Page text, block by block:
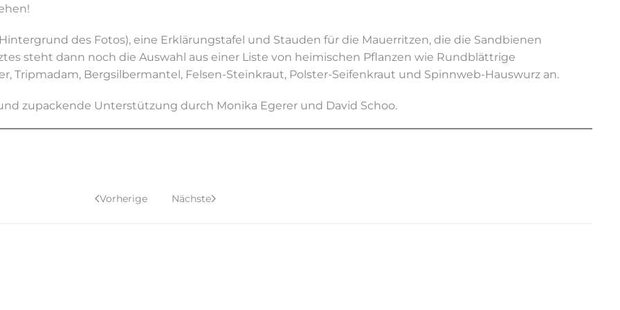
des Fotos), eine Erklärungstafel und Stauden für die Mauerritzen, die die Sandbienen
steht dann noch die Auswahl aus einer Liste von heimischen Pflanzen wie Rundblättrige
Tripmadam, Bergsilbermantel, Felsen-Steinkraut, Polster-Seifenkraut und Spinnweb-Hauswurz an.
zupackende Unterstützung durch Monika Egerer und David Schoo.
Vorherige Nächste